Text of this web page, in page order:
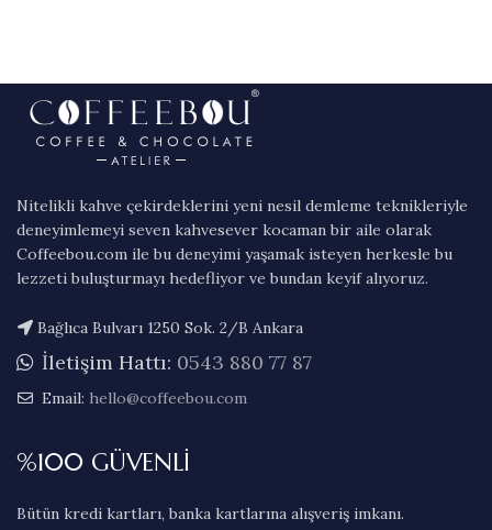
Nitelikli kahve çekirdeklerini yeni nesil demleme teknikleriyle
deneyimlemeyi seven kahvesever kocaman bir aile olarak
Coffeebou.com ile bu deneyimi yaşamak isteyen herkesle bu
lezzeti buluşturmayı hedefliyor ve bundan keyif alıyoruz.
Bağlıca Bulvarı 1250 Sok. 2/B Ankara
İletişim Hattı: 0543 880 77 87
Email: hello@coffeebou.com
%100 GÜVENLİ
Bütün kredi kartları, banka kartlarına alışveriş imkanı.